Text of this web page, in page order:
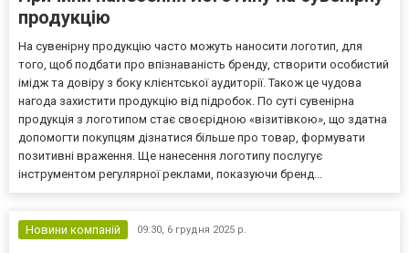
продукцію
На сувенірну продукцію часто можуть наносити логотип, для
того, щоб подбати про впізнаваність бренду, створити особистий
імідж та довіру з боку клієнтської аудиторії. Також це чудова
нагода захистити продукцію від підробок. По суті сувенірна
продукція з логотипом стає своєрідною «візитівкою», що здатна
допомогти покупцям дізнатися більше про товар, формувати
позитивні враження. Ще нанесення логотипу послугує
інструментом регулярної реклами, показуючи бренд...
Новини компаній 09:30, 6 грудня 2025 р.